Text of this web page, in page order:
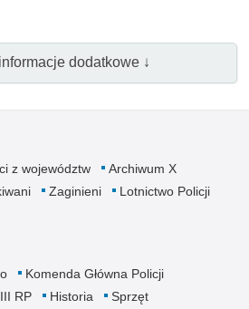
dodatkowe ↓
z województw
Archiwum X
Zaginieni
Lotnictwo Policji
Komenda Główna Policji
RP Historia
Sprzęt